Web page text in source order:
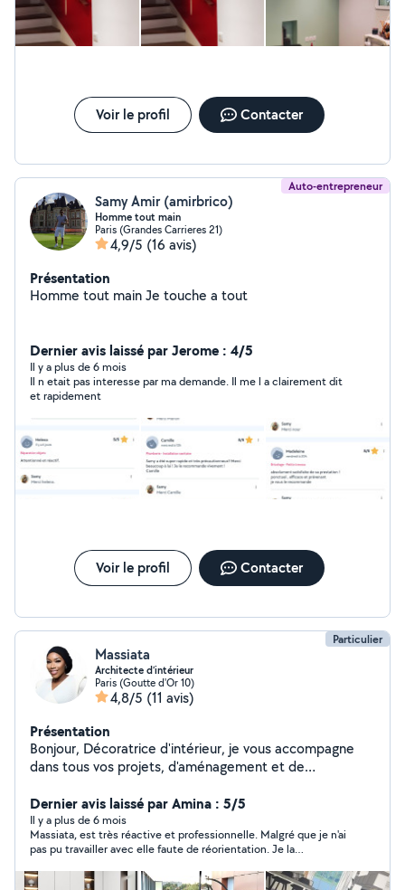
Voir le profil Contacter
Auto-entrepreneur
Samy Amir (amirbrico)
Homme tout main
Paris (Grandes Carrieres 21)
4,9/5 (16 avis)
Présentation
Homme tout main Je touche a tout
Dernier avis laissé par Jerome : 4/5
Il y a plus de 6 mois
Il n etait pas interesse par ma demande. Il me l a clairement dit
et rapidement
Voir le profil Contacter
Particulier
Massiata
Architecte d’intérieur
Paris (Goutte d'Or 10)
4,8/5 (11 avis)
Présentation
Bonjour, Décoratrice d'intérieur, je vous accompagne
dans tous vos projets, d'aménagement et de
fonctionnels, parfaitement intégrés à votre style de vie.
Dernier avis laissé par Amina : 5/5
Il y a plus de 6 mois
Massiata, est très réactive et professionnelle. Malgré que je n'ai
pas pu travailler avec elle faute de réorientation. Je la